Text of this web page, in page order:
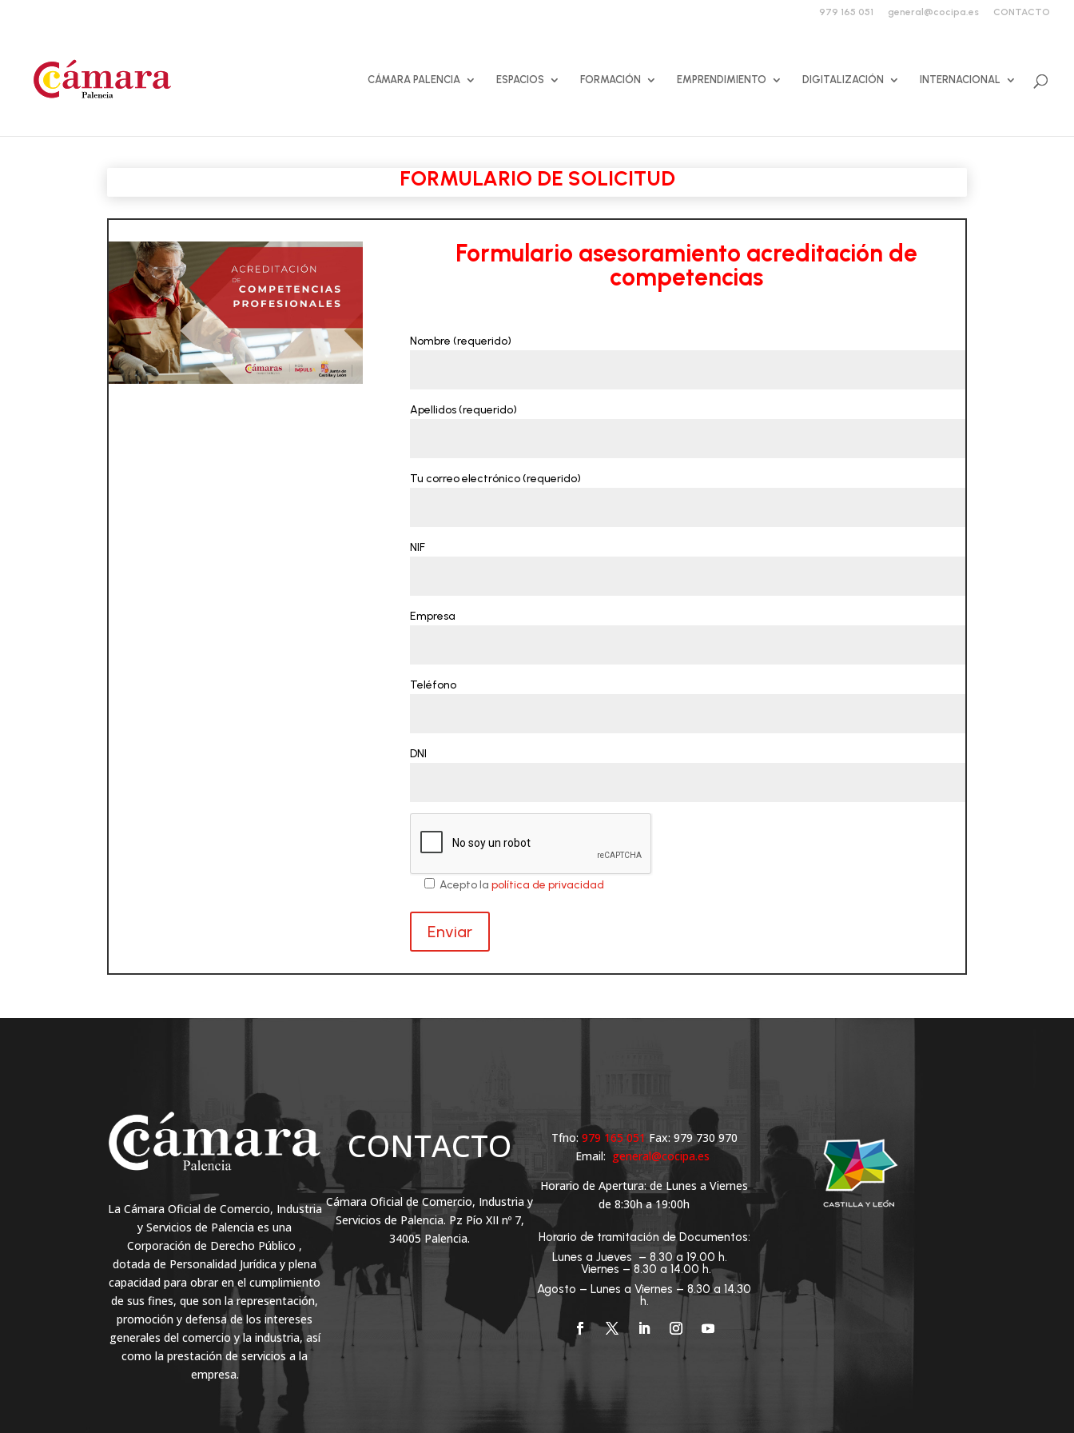
979 165 051 general@cocipa.es CONTACTO
CÁMARA PALENCIA ESPACIOS FORMACIÓN EMPRENDIMIENTO DIGITALIZACIÓN INTERNACIONAL
FORMULARIO DE SOLICITUD
Formulario asesoramiento acreditación de
competencias
Nombre (requerido)
Apellidos (requerido)
Tu correo electrónico (requerido)
NIF
Empresa
Teléfono
DNI
Acepto lapolítica de privacidad
La Cámara Oficial de Comercio, Industria
y Servicios de Palencia es una
Corporación de Derecho Público ,
dotada de Personalidad Jurídica y plena
capacidad para obrar en el cumplimiento
de sus fines, que son la representación,
promoción y defensa de los intereses
generales del comercio y la industria, así
como la prestación de servicios a la
empresa.
CONTACTO
Cámara Oficial de Comercio, Industria y
Servicios de Palencia. Pz Pío XII nº 7,
34005 Palencia.
Tfno: 979 165 051 Fax: 979 730 970
Email: general@cocipa.es
Horario de Apertura: de Lunes a Viernes
de 8:30h a 19:00h
Horario de tramitación de Documentos:
Lunes a Jueves – 8.30 a 19.00 h.
Viernes – 8.30 a 14.00 h.
Agosto – Lunes a Viernes – 8.30 a 14.30
h.